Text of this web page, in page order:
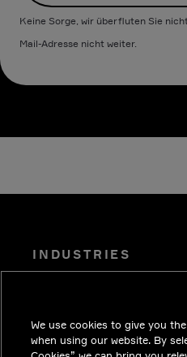
Keine Sorge, wir überfluten Sie
Mail-Adresse nicht weiter.
INDUSTRIES
KARRIERE
We use cookies to give you
when using our website. By